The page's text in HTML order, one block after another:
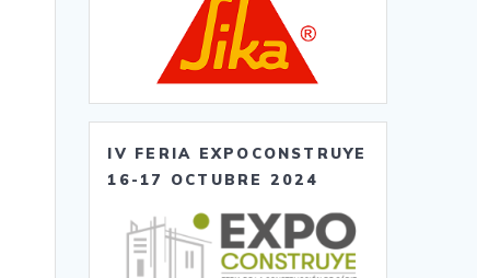
IV FERIA EXPOCONSTRUYE
16-17 OCTUBRE 2024